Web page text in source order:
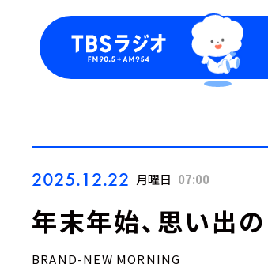
2025.12.22 月曜日 07:00
年末年始、思い出
BRAND-NEW MORNING